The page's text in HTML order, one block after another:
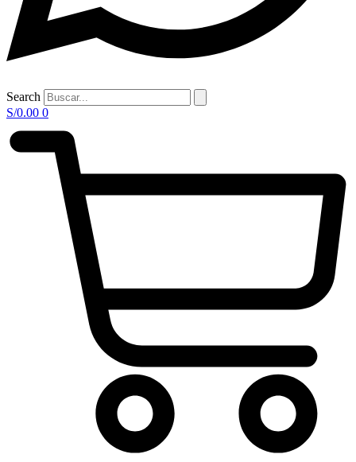
Search
S/0.00 0